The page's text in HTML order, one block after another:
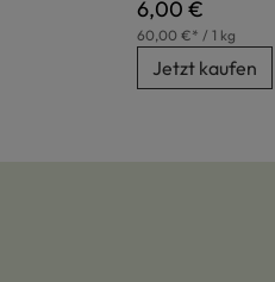
Regulärer Preis:
6,00 €
60,00 €* / 1 kg
Jetzt kaufen